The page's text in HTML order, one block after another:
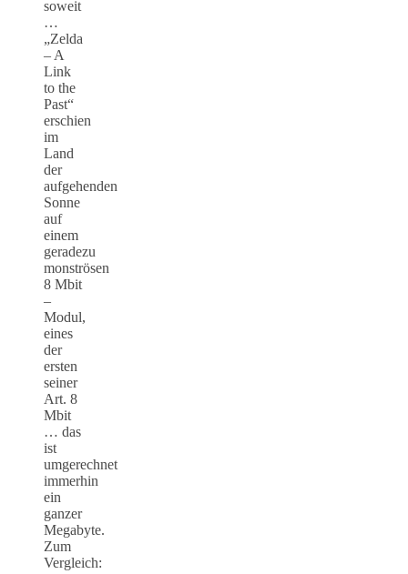
soweit
…
„Zelda
– A
Link
to the
Past“
erschien
im
Land
der
aufgehenden
Sonne
auf
einem
geradezu
monströsen
8 Mbit
–
Modul,
eines
der
ersten
seiner
Art. 8
Mbit
… das
ist
umgerechnet
immerhin
ein
ganzer
Megabyte.
Zum
Vergleich: